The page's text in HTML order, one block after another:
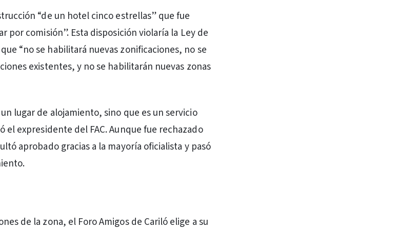
“de un hotel cinco estrellas” que fue
por comisión”. Esta disposición violaría la Ley de
“no se habilitará nuevas zonificaciones, no se
existentes, y no se habilitarán nuevas zonas
lugar de alojamiento, sino que es un servicio
el expresidente del FAC. Aunque fue rechazado
aprobado gracias a la mayoría oficialista y pasó
de la zona, el Foro Amigos de Cariló elige a su